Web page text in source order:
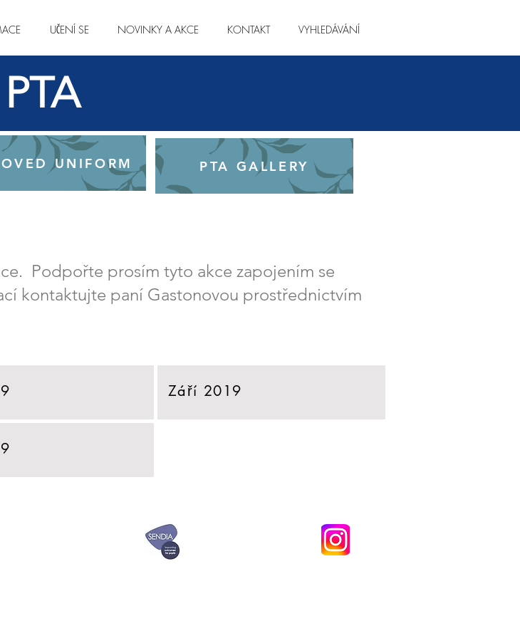
UČENÍ SE NOVINKY A AKCE KONTAKT VYHLEDÁVÁNÍ
PTA
UNIFORM PTA GALLERY
Podpořte prosím tyto akce zapojením se
kontaktujte paní Gastonovou prostřednictvím
Září 2019